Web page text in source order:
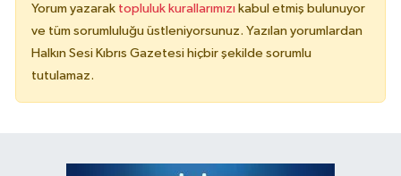
Yorum yazarak topluluk kurallarımızı kabul etmiş bulunuyor
ve tüm sorumluluğu üstleniyorsunuz. Yazılan yorumlardan
Halkın Sesi Kıbrıs Gazetesi hiçbir şekilde sorumlu
tutulamaz.